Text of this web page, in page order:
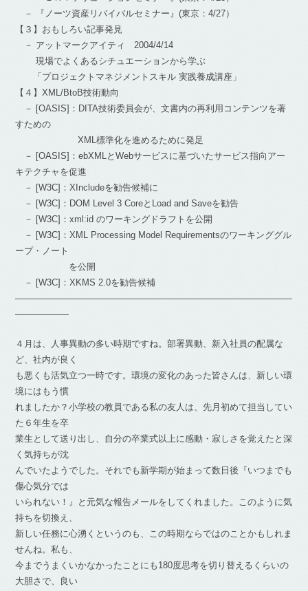
－ 『ノーツ資産リバイバルセミナー』(東京：4/27）
【３】おもしろい記事発見
－ アットマークアイティ 2004/4/14
現場でよくあるシチュエーションから学ぶ
「プロジェクトマネジメントスキル 実践養成講座」
【４】XML/BtoB技術動向
－ [OASIS]：DITA技術委員会が、文書内の再利用コンテンツを著
すための
XML標準化を進めるために発足
－ [OASIS]：ebXMLとWebサービスに基づいたサービス指向アー
キテクチャを促進
－ [W3C]：XIncludeを勧告候補に
－ [W3C]：DOM Level 3 CoreとLoad and Saveを勧告
－ [W3C]：xml:id のワーキングドラフトを公開
－ [W3C]：XML Processing Model Requirementsのワーキンググル
ープ・ノート
を公開
－ [W3C]：XKMS 2.0を勧告候補
―――――――――――――――――――――――――――――――
――――――
４月は、人事異動の多い時期ですね。部署異動、新入社員の配属な
ど、社内が良く
も悪くも活気立つ一時です。環境の変化のあった皆さんは、新しい環
境にはもう慣
れましたか？小学校の教員である私の友人は、先月初めて担当してい
た６年生を卒
業生として送り出し、自分の卒業式以上に感動・寂しさを覚えたと深
く気持ちが沈
んでいたようでした。それでも新学期が始まって数日後『いつまでも
傷心気分では
いられない！』と元気な報告メールをしてくれました。このように気
持ちを切換え、
新しい任務に心湧くというのも、この時期ならではのことかもしれま
せんね。私も、
今までうまくいかなかったことにも180度思考を切り替えるくらいの
大胆さで、良い